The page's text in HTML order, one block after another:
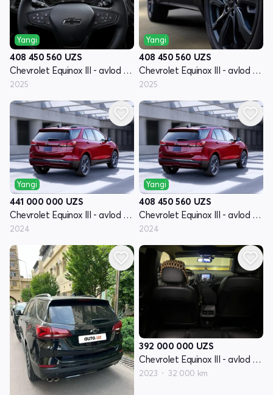
Yangi
408 450 560 UZS
Chevrolet Equinox III - avlod restyling
2025
Yangi
408 450 560 UZS
Chevrolet Equinox III - avlod restyling
2025
Yangi
441 000 000 UZS
Chevrolet Equinox III - avlod restyling
2024
Yangi
408 450 560 UZS
Chevrolet Equinox III - avlod restyling
2024
392 000 000 UZS
Chevrolet Equinox III - avlod restyling
2023 32 000 km